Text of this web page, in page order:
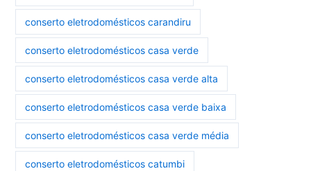
conserto eletrodomésticos carandiru
conserto eletrodomésticos casa verde
conserto eletrodomésticos casa verde alta
conserto eletrodomésticos casa verde baixa
conserto eletrodomésticos casa verde média
conserto eletrodomésticos catumbi